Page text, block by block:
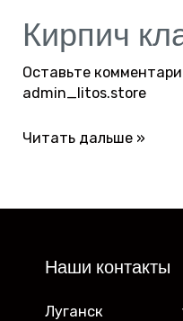
Кирпич
Оставьте
admin_litos.store
Кирпич
классик
Читать дальше »
Наши контакты
Луганск